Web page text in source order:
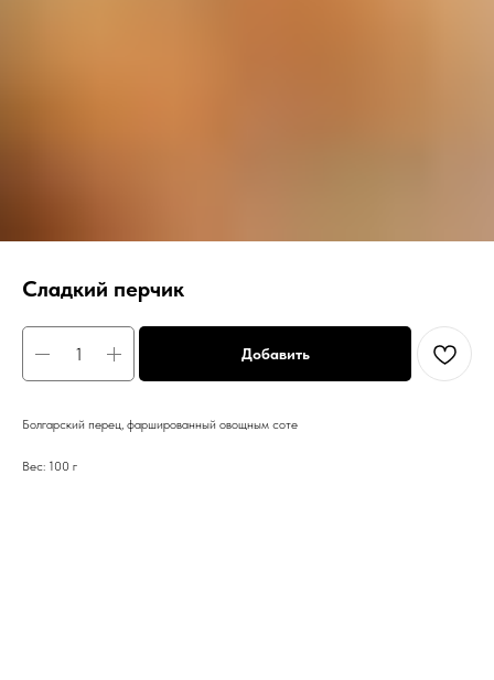
Сладкий перчик
Добавить
Болгарский перец, фаршированный овощным соте
Вес: 100 г